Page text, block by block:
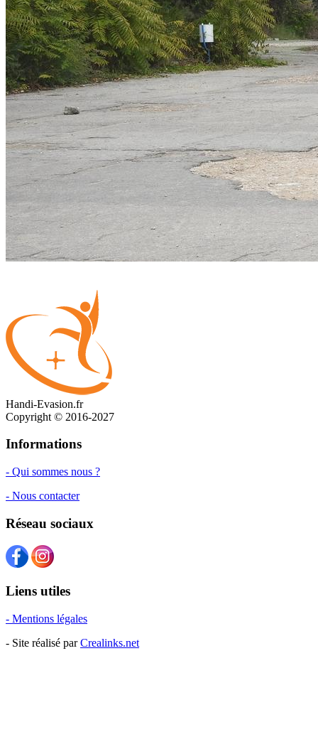
Handi-Evasion.fr
Copyright © 2016-2027
Informations
- Qui sommes nous ?
- Nous contacter
Réseau sociaux
Liens utiles
- Mentions légales
- Site réalisé parCrealinks.net